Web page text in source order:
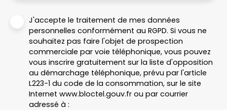
J'accepte le traitement de mes données
personnelles conformément au RGPD. Si vous ne
souhaitez pas faire l'objet de prospection
commerciale par voie téléphonique, vous pouvez
vous inscrire gratuitement sur la liste d'opposition
au démarchage téléphonique, prévu par l'article
L223-1 du code de la consommation, sur le site
Internet www.bloctel.gouv.fr ou par courrier
adressé à :